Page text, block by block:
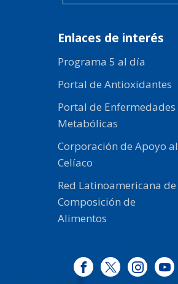
Enlaces de interés
Programa 5 al día
Portal de Antioxidantes
Portal de Enfermedades
Metabólicas
Corporación de Apoyo al
Celíaco
Red Latinoamericana de
Composición de
Alimentos